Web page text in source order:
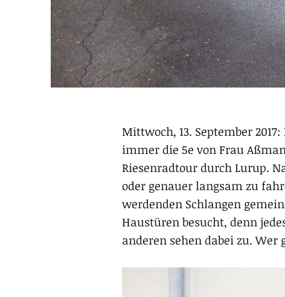
Mittwoch, 13. September
immer die 5e von Frau
Riesenradtour durch Lurup.
oder genauer langsam zu
werdenden Schlangen
Haustüren besucht, denn
anderen sehen dabei zu.